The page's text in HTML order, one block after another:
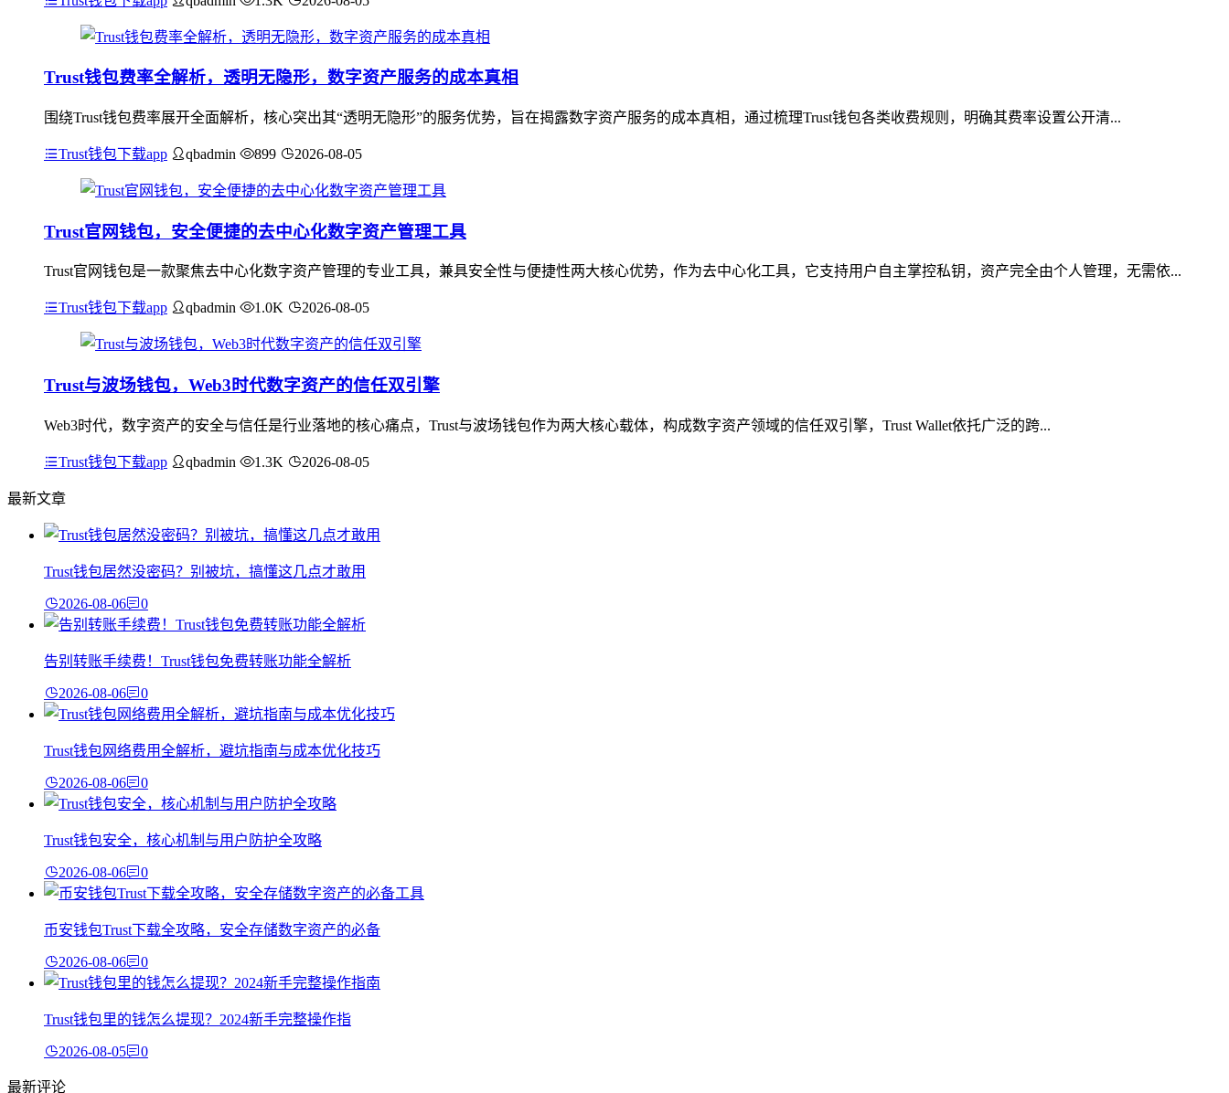
Trust钱包费率全解析，透明无隐形，数字资产服务的成本真相
围绕Trust钱包费率展开全面解析，核心突出其“透明无隐形”的服务优势，旨在揭露数字资产服务的成本真相，通过梳理Trust钱包各类收费规则，明确其费率设置公开清...
Trust钱包下载app qbadmin 899 2026-08-05
Trust官网钱包，安全便捷的去中心化数字资产管理工具
Trust官网钱包是一款聚焦去中心化数字资产管理的专业工具，兼具安全性与便捷性两大核心优势，作为去中心化工具，它支持用户自主掌控私钥，资产完全由个人管理，无需依...
Trust钱包下载app qbadmin 1.0K 2026-08-05
Trust与波场钱包，Web3时代数字资产的信任双引擎
Web3时代，数字资产的安全与信任是行业落地的核心痛点，Trust与波场钱包作为两大核心载体，构成数字资产领域的信任双引擎，Trust Wallet依托广泛的跨...
Trust钱包下载app qbadmin 1.3K 2026-08-05
最新文章
Trust钱包居然没密码？别被坑，搞懂这几点才敢用
2026-08-06 0
告别转账手续费！Trust钱包免费转账功能全解析
2026-08-06 0
Trust钱包网络费用全解析，避坑指南与成本优化技巧
2026-08-06 0
Trust钱包安全，核心机制与用户防护全攻略
2026-08-06 0
币安钱包Trust下载全攻略，安全存储数字资产的必备
2026-08-06 0
Trust钱包里的钱怎么提现？2024新手完整操作指
2026-08-05 0
最新评论